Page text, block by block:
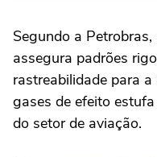
Segundo a
assegura padrões
rastreabilidade para
gases de efeito
do setor de aviação.